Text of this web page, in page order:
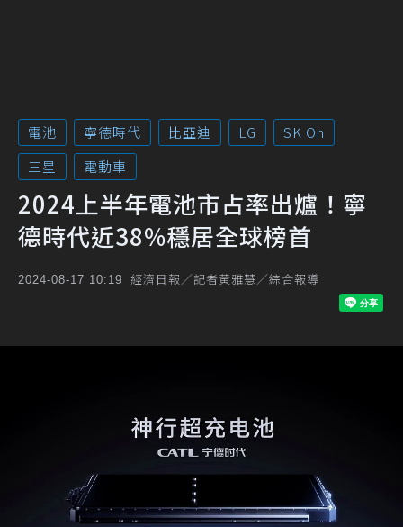
電池 寧德時代 比亞迪 LG
SK On
三星
電動車
2024上半年電池市占率出爐！寧
德時代近38%穩居全球榜首
2024-08-17 10:19 經濟日報／記者黃雅慧／綜合報導